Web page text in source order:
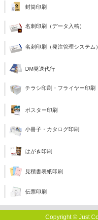
封筒印刷
名刺印刷（データ入稿）
名刺印刷（発注管理システム）
DM発送代行
チラシ印刷・フライヤー印刷
ポスター印刷
小冊子・カタログ印刷
はがき印刷
見積書表紙印刷
伝票印刷
Copyright © Just